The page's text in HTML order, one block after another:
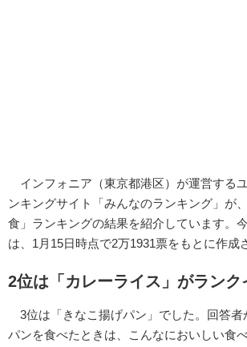
インフォニア（東京都港区）が運営する
ンキングサイト「みんなのランキング」が
食」ランキングの結果を紹介しています。
は、1月15日時点で2万1931票をもとに作成
2位は「カレーライス」がランク
3位は「きなこ揚げパン」でした。回答者
パンを食べたときは、こんなにおいしい食